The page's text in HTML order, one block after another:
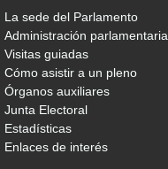
La sede del Parlamento
Administración parlamentaria
Visitas guiadas
Cómo asistir a un pleno
Órganos auxiliares
Junta Electoral
Estadísticas
Enlaces de interés